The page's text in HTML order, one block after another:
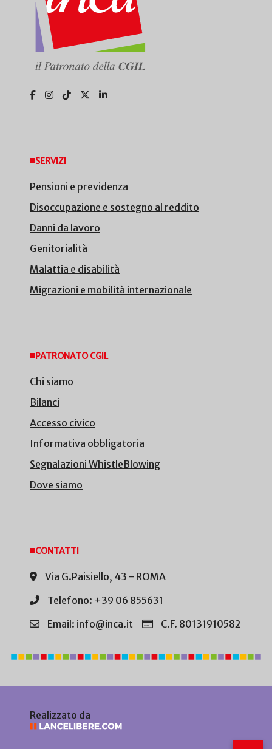
SERVIZI
Pensioni e previdenza
Disoccupazione e sostegno al reddito
Danni da lavoro
Genitorialità
Malattia e disabilità
Migrazioni e mobilità internazionale
PATRONATO CGIL
Chi siamo
Bilanci
Accesso civico
Informativa obbligatoria
Segnalazioni WhistleBlowing
Dove siamo
CONTATTI
Via G.Paisiello, 43 - ROMA
Telefono: +39 06 855631
Email: info@inca.it
C.F. 80131910582
Realizzato da